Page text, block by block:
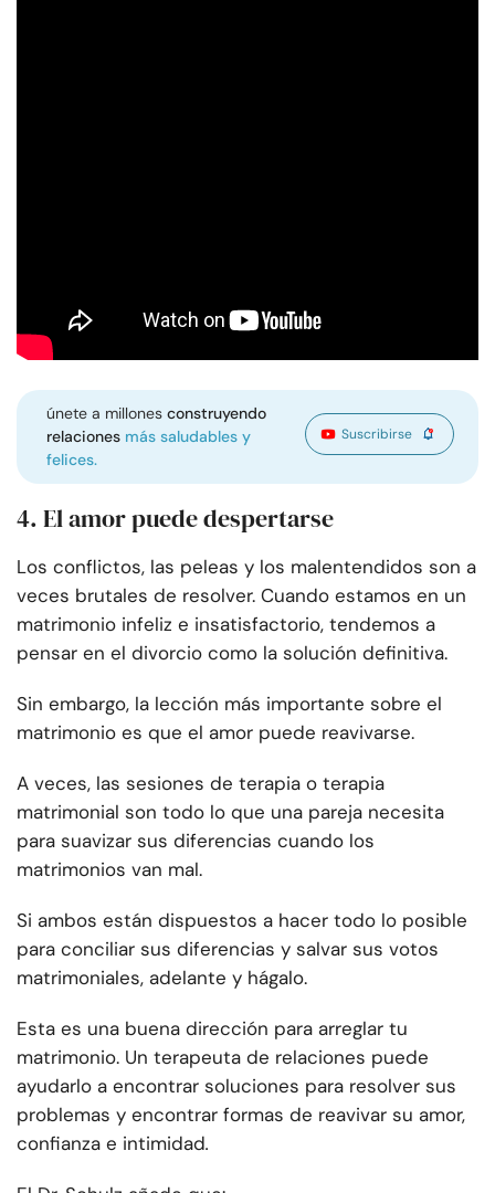
únete a millonesconstruyendo
relaciones más saludables y
felices.
Suscribirse
4. El amor puede despertarse
Los conflictos, las peleas y los malentendidos son a
veces brutales de resolver. Cuando estamos en un
matrimonio infeliz e insatisfactorio, tendemos a
pensar en el divorcio como la solución definitiva.
Sin embargo, la lección más importante sobre el
matrimonio es que el amor puede reavivarse.
A veces, las sesiones de terapia o terapia
matrimonial son todo lo que una pareja necesita
para suavizar sus diferencias cuando los
matrimonios van mal.
Si ambos están dispuestos a hacer todo lo posible
para conciliar sus diferencias y salvar sus votos
matrimoniales, adelante y hágalo.
Esta es una buena dirección para arreglar tu
matrimonio. Un terapeuta de relaciones puede
ayudarlo a encontrar soluciones para resolver sus
problemas y encontrar formas de reavivar su amor,
confianza e intimidad.